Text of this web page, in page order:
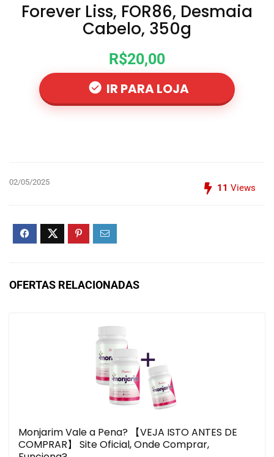
Forever Liss, FOR86, Desmaia
Cabelo, 350g
R$20,00
IR PARA LOJA
02/05/2025
11 Views
OFERTAS RELACIONADAS
Monjarim Vale a Pena? 【VEJA ISTO ANTES DE
COMPRAR】 Site Oficial, Onde Comprar,